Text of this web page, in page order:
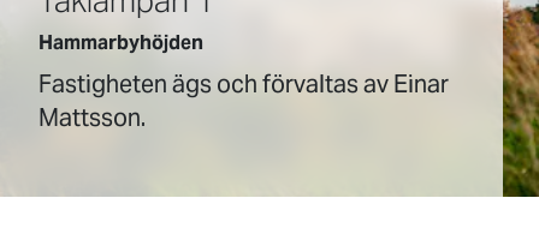
Hammarbyhöjden
Fastigheten ägs och förvaltas av Einar
Mattsson.